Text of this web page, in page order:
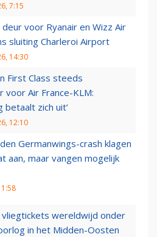
7:15
deur voor Ryanair en Wizz Air
sluiting Charleroi Airport
14:30
First Class steeds
voor Air France-KLM:
betaalt zich uit’
12:10
Germanwings-crash klagen
aan, maar vangen mogelijk
vliegtickets wereldwijd onder
in het Midden-Oosten